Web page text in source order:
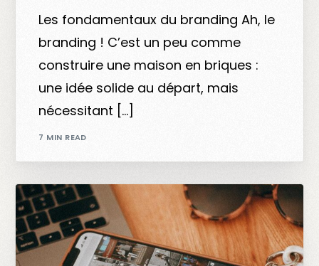
Les fondamentaux du branding Ah, le
branding ! C’est un peu comme
construire une maison en briques :
une idée solide au départ, mais
nécessitant […]
7 MIN READ